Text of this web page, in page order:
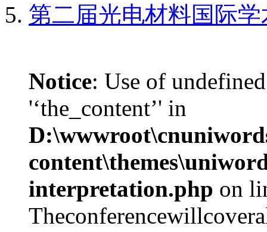
第二届光电材料国际
Notice: Use of
'‘the_content’' in
interpretation.php on